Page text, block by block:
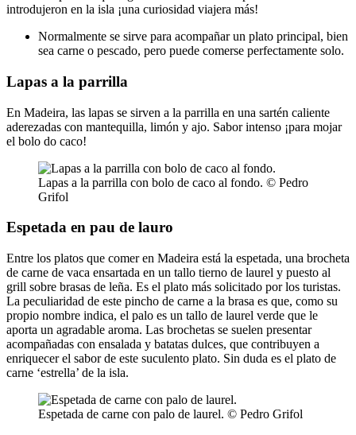
introdujeron en la isla ¡una curiosidad viajera más!
Normalmente se sirve para acompañar un plato principal, bien
sea carne o pescado, pero puede comerse perfectamente solo.
Lapas a la parrilla
En Madeira, las lapas se sirven a la parrilla en una sartén caliente
aderezadas con mantequilla, limón y ajo. Sabor intenso ¡para mojar
el bolo do caco!
Lapas a la parrilla con bolo de caco al fondo. © Pedro
Grifol
Espetada en pau de lauro
Entre los platos que comer en Madeira está la espetada, una brocheta
de carne de vaca ensartada en un tallo tierno de laurel y puesto al
grill sobre brasas de leña. Es el plato más solicitado por los turistas.
La peculiaridad de este pincho de carne a la brasa es que, como su
propio nombre indica, el palo es un tallo de laurel verde que le
aporta un agradable aroma. Las brochetas se suelen presentar
acompañadas con ensalada y batatas dulces, que contribuyen a
enriquecer el sabor de este suculento plato. Sin duda es el plato de
carne ‘estrella’ de la isla.
Espetada de carne con palo de laurel. © Pedro Grifol